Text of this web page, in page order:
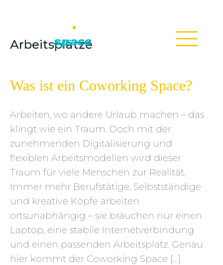
Arbeitsplätze
Was ist ein Coworking Space?
Arbeiten, wo andere Urlaub machen – das
klingt wie ein Traum. Doch mit der
zunehmenden Digitalisierung und
flexiblen Arbeitsmodellen wird dieser
Traum für viele Menschen zur Realität.
Immer mehr Berufstätige, Selbstständige
und kreative Köpfe arbeiten
ortsunabhängig – sie brauchen nur einen
Laptop, eine stabile Internetverbindung
und einen passenden Arbeitsplatz. Genau
hier kommt der Coworking Space […]